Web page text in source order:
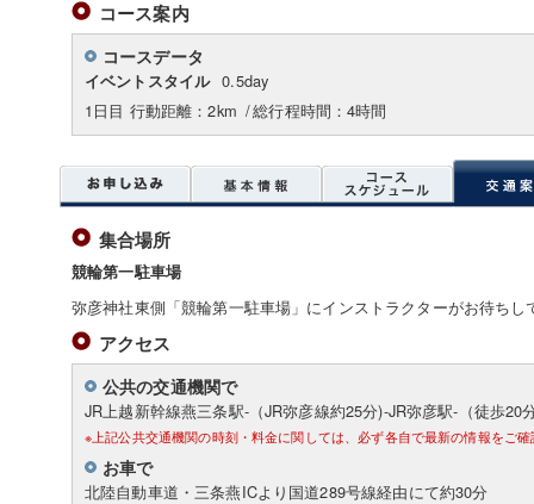
コース案内
コースデータ
イベントスタイル 0.5day
1日目 行動距離：2km /総行程時間：4時間
集合場所
競輪第一駐車場
弥彦神社東側「競輪第一駐車場」にインストラクターがお待ちし
アクセス
公共の交通機関で
JR上越新幹線燕三条駅-（JR弥彦線約25分)-JR弥彦駅-（徒歩20
※上記公共交通機関の時刻・料金に関しては、必ず各自で最新の情報をご
お車で
北陸自動車道・三条燕ICより国道289号線経由にて約30分